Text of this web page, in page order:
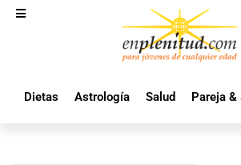
Dietas Astrología Salud Pareja &